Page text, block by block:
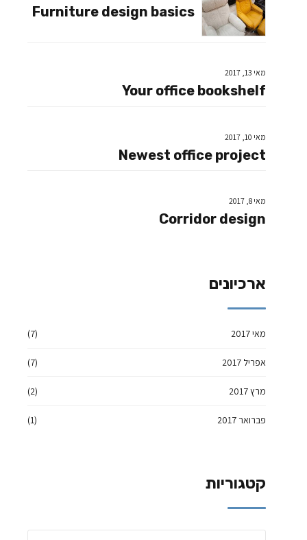
Furniture design basics
מאי 13, 2017
Your office bookshelf
מאי 10, 2017
Newest office project
מאי 8, 2017
Corridor design
ארכיונים
מאי 2017 (7)
אפריל 2017 (7)
מרץ 2017 (2)
פברואר 2017 (1)
קטגוריות